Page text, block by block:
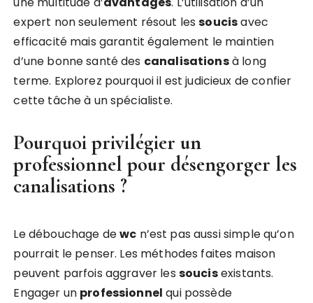
expert non seulement résout lessoucisavec
efficacité mais garantit également le maintien
d’une bonne santé des canalisationsà long
terme. Explorez pourquoi il est judicieux de confier
cette tâche à un spécialiste.
Pourquoi privilégier un
professionnel pour désengorger les
canalisations ?
Le débouchage dewc n’est pas aussi simple qu’on
pourrait le penser. Les méthodes faites maison
peuvent parfois aggraver les soucisexistants.
Engager un professionnel qui possède